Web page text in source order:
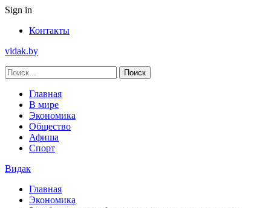
Sign in
Контакты
vidak.by
Главная
В мире
Экономика
Общество
Афиша
Спорт
Видак
Главная
Экономика